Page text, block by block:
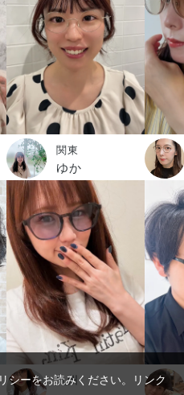
関東
ゆか
九州
ーをお読みください。 リンク